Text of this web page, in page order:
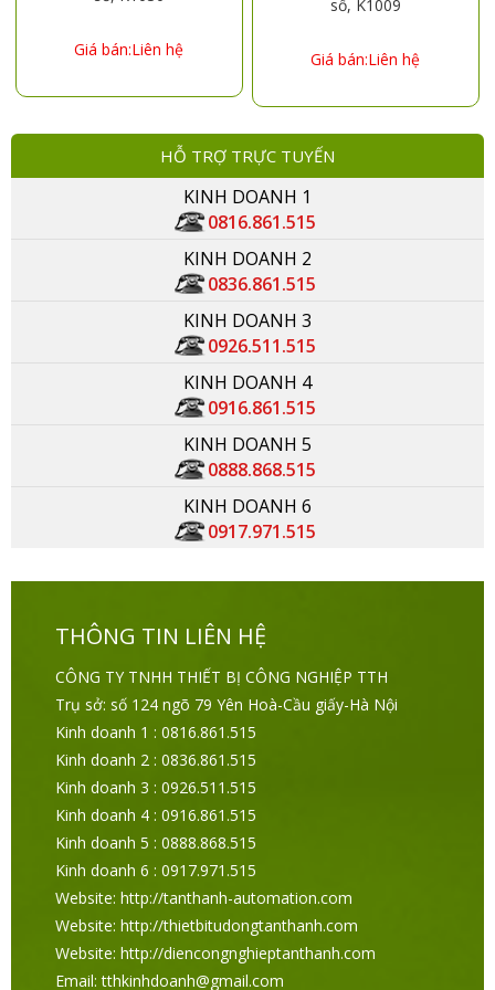
Giá bán:Liên hệ
số, K1009
Giá bán:Liên hệ
HỖ TRỢ TRỰC TUYẾN
KINH DOANH 1
0816.861.515
KINH DOANH 2
0836.861.515
KINH DOANH 3
0926.511.515
KINH DOANH 4
0916.861.515
KINH DOANH 5
0888.868.515
KINH DOANH 6
0917.971.515
THÔNG TIN LIÊN HỆ
CÔNG TY TNHH THIẾT BỊ CÔNG NGHIỆP TTH
Trụ sở: số 124 ngõ 79 Yên Hoà-Cầu giấy-Hà Nội
Kinh doanh 1 : 0816.861.515
Kinh doanh 2 : 0836.861.515
Kinh doanh 3 : 0926.511.515
Kinh doanh 4 : 0916.861.515
Kinh doanh 5 : 0888.868.515
Kinh doanh 6 : 0917.971.515
Website: http://tanthanh-automation.com
Website: http://thietbitudongtanthanh.com
Website: http://diencongnghieptanthanh.com
Email: tthkinhdoanh@gmail.com